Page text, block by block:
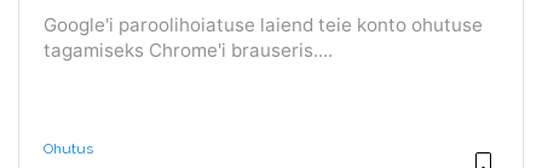
Google'i paroolihoiatuse laiend teie konto ohutuse
tagamiseks Chrome'i brauseris....
Ohutus